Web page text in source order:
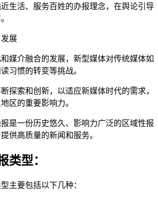
生活、服务百姓的办报理念，在舆论引导
展
媒介融合的发展，新型媒体对传统媒体如
习惯的转变等挑战。
探索和创新，以适应新媒体时代的需求，
区的重要影响力。
是一份历史悠久、影响力广泛的区域性报
供高质量的新闻和服务。
类型：
主要包括以下几种：